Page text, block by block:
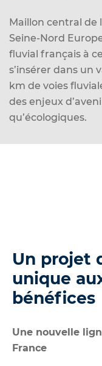
e
Maillon central de
Seine-Nord
fluvial français à
s’insérer dans un
km de voies
des enjeux
qu’écologiques.
Un projet
unique
bénéfices
Une nouvelle
France